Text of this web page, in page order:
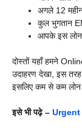
अगले 12
कुल भुगतान
आपके इस
दोस्तों यहाँ हमने
उदाहरण देखा, इस
इसलिए कम से कम लोन
इसे भी पढ़े – Urgent